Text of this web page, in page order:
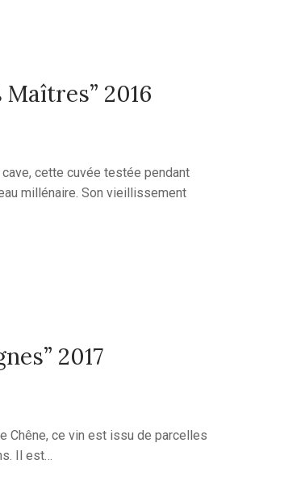
2016
cette cuvée testée pendant
millénaire. Son vieillissement
2017
Chêne, ce vin est issu de parcelles
Il est…